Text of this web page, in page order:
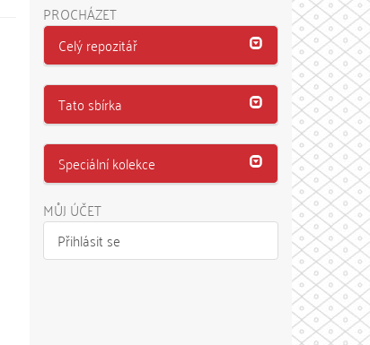
PROCHÁZET
Celý repozitář
Tato sbírka
Speciální kolekce
MŮJ ÚČET
Přihlásit se